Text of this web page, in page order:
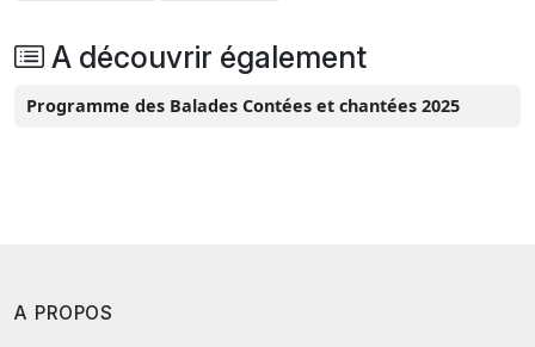
A découvrir également
Programme des Balades Contées et chantées 2025
A PROPOS